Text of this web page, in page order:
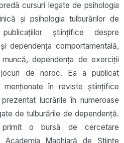
cursuri legate de psihologia
și psihologia tulburărilor de
științifice despre
dependența comportamentală,
dependența de exerciții
de noroc. Ea a publicat
în reviste științifice
lucrările în numeroase
de tulburările de dependență.
o bursă de cercetare
Maghiară de Științe